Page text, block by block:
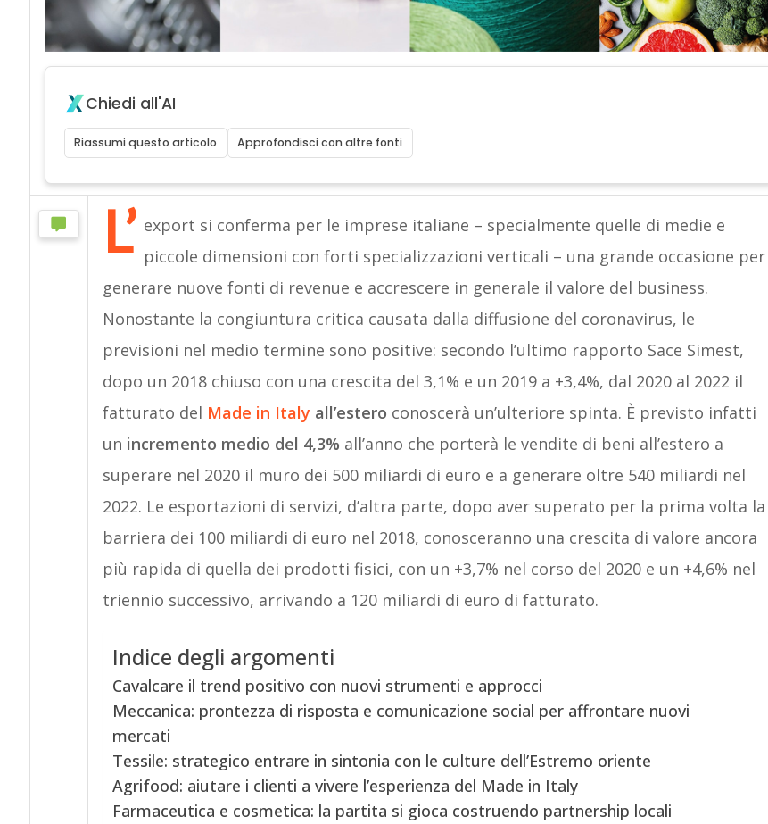
Chiedi all'AI
Riassumi questo articolo Approfondisci con altre fonti
L’ export si conferma per le imprese italiane – specialmente quelle di medie e
piccole dimensioni con forti specializzazioni verticali – una grande occasione per
generare nuove fonti di revenue e accrescere in generale il valore del business.
Nonostante la congiuntura critica causata dalla diffusione del coronavirus, le
previsioni nel medio termine sono positive: secondo l’ultimo rapporto Sace Simest,
dopo un 2018 chiuso con una crescita del 3,1% e un 2019 a +3,4%, dal 2020 al 2022 il
fatturato del Made in Italy all’estero conoscerà un’ulteriore spinta. È previsto infatti
un incremento medio del 4,3% all’anno che porterà le vendite di beni all’estero a
superare nel 2020 il muro dei 500 miliardi di euro e a generare oltre 540 miliardi nel
2022. Le esportazioni di servizi, d’altra parte, dopo aver superato per la prima volta la
barriera dei 100 miliardi di euro nel 2018, conosceranno una crescita di valore ancora
più rapida di quella dei prodotti fisici, con un +3,7% nel corso del 2020 e un +4,6% nel
triennio successivo, arrivando a 120 miliardi di euro di fatturato.
Indice degli argomenti
Cavalcare il trend positivo con nuovi strumenti e approcci
Meccanica: prontezza di risposta e comunicazione social per affrontare nuovi
mercati
Tessile: strategico entrare in sintonia con le culture dell’Estremo oriente
Agrifood: aiutare i clienti a vivere l’esperienza del Made in Italy
Farmaceutica e cosmetica: la partita si gioca costruendo partnership locali
E